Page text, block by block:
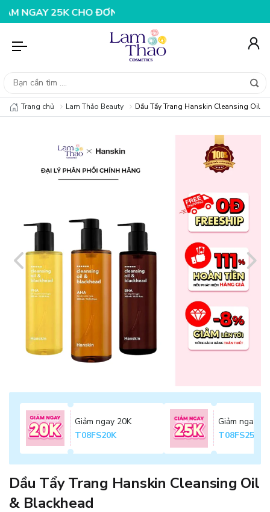
CHO ĐƠN HÀNG 199K
Trang chủ Lam Thảo Beauty Dầu Tẩy Trang Hanskin Cleansing Oil
Giảm ngay 20K
T08FS20K
Giảm ngay
T08FS25K
Dầu Tẩy Trang Hanskin Cleansing Oil
& Blackhead